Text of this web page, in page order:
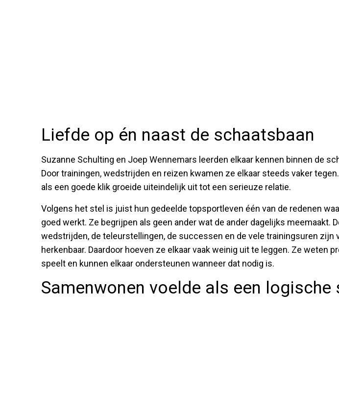
Liefde op én naast de schaatsbaan
Suzanne Schulting en Joep Wennemars leerden elkaar kennen binnen de
Door trainingen, wedstrijden en reizen kwamen ze elkaar steeds vaker
als een goede klik groeide uiteindelijk uit tot een serieuze relatie.
Volgens het stel is juist hun gedeelde topsportleven één van de redenen
goed werkt. Ze begrijpen als geen ander wat de ander dagelijks meemaakt.
wedstrijden, de teleurstellingen, de successen en de vele trainingsuren zijn
herkenbaar. Daardoor hoeven ze elkaar vaak weinig uit te leggen. Ze weten
speelt en kunnen elkaar ondersteunen wanneer dat nodig is.
Samenwonen voelde als een logische